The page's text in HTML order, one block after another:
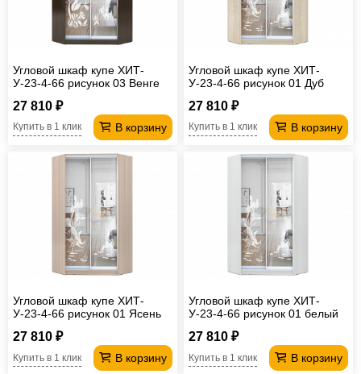
Угловой шкаф купе ХИТ-
У-23-4-66 рисунок 03 Венге
27 810 ₽
В корзину
Купить в 1 клик
Угловой шкаф купе ХИТ-
У-23-4-66 рисунок 01 Дуб
27 810 ₽
В корзину
Купить в 1 клик
Угловой шкаф купе ХИТ-
У-23-4-66 рисунок 01 Ясень
27 810 ₽
В корзину
Купить в 1 клик
Угловой шкаф купе ХИТ-
У-23-4-66 рисунок 01 белый
27 810 ₽
В корзину
Купить в 1 клик